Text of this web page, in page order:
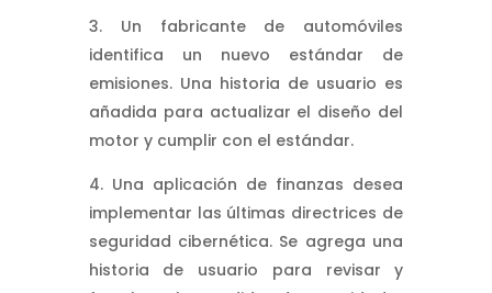
Un fabricante de automóviles
identifica un nuevo estándar de
emisiones. Una historia de usuario es
añadida para actualizar el diseño del
motor y cumplir con el estándar.
Una aplicación de finanzas desea
implementar las últimas directrices de
seguridad cibernética. Se agrega una
historia de usuario para revisar y